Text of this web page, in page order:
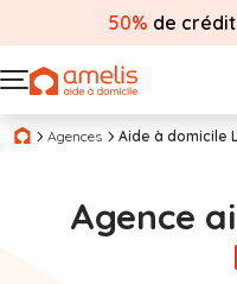
50% de
Agences Aide à domicile
Agence